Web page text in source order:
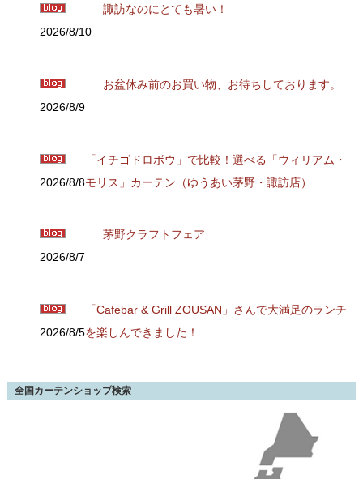
2026/8/10
諏訪なのにとても暑い！
2026/8/9
お盆休み前のお買い物、お待ちしております。
2026/8/8
「イチゴドロボウ」で比較！選べる「ウィリアム・
モリス」カーテン（ゆうあい茅野・諏訪店）
2026/8/7
茅野クラフトフェア
2026/8/5
「Cafebar & Grill ZOUSAN」さんで大満足のランチ
を楽しんできました！
全国カーテンショップ検索